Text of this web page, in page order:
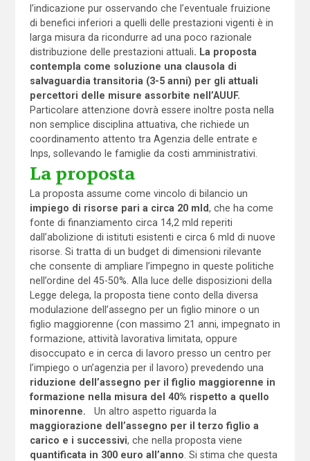
l’indicazione pur osservando che l’eventuale fruizione
di benefici inferiori a quelli delle prestazioni vigenti è in
larga misura da ricondurre ad una poco razionale
distribuzione delle prestazioni attuali. La proposta
contempla come soluzione una clausola di
salvaguardia transitoria (3-5 anni) per gli attuali
percettori delle misure assorbite nell’AUUF.
Particolare attenzione dovrà essere inoltre posta nella
non semplice disciplina attuativa, che richiede un
coordinamento attento tra Agenzia delle entrate e
Inps, sollevando le famiglie da costi amministrativi.
La proposta
La proposta assume come vincolo di bilancio un
impiego di risorse pari a circa 20 mld, che ha come
fonte di finanziamento circa 14,2 mld reperiti
dall’abolizione di istituti esistenti e circa 6 mld di nuove
risorse. Si tratta di un budget di dimensioni rilevante
che consente di ampliare l’impegno in queste politiche
nell’ordine del 45-50%. Alla luce delle disposizioni della
Legge delega, la proposta tiene conto della diversa
modulazione dell’assegno per un figlio minore o un
figlio maggiorenne (con massimo 21 anni, impegnato in
formazione, attività lavorativa limitata, oppure
disoccupato e in cerca di lavoro presso un centro per
l’impiego o un’agenzia per il lavoro) prevedendo una
riduzione dell’assegno per il figlio maggiorenne in
formazione nella misura del 40% rispetto a quello
minorenne. Un altro aspetto riguarda la
maggiorazione dell’assegno per il terzo figlio a
carico e i successivi, che nella proposta viene
quantificata in 300 euro all’anno . Si stima che questa